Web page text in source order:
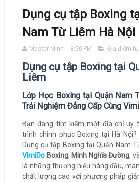
Dụng cụ tập Boxing
Nam Từ Liêm Hà Nội
Master Minh 8:50 PM Địa điểm
Dụng cụ tập Boxing tại
Liêm
Lớp Học Boxing tại Quận Nam
Trải Nghiệm Đẳng Cấp Cùng
Bạn đang tìm kiếm một địa chỉ uy
trình chinh phục Boxing tại Hà
Dụng cụ tập Boxing tại Quận Nam
VimiDoBoxing, Minh Nghĩa Đường,
là những thương hiệu hàng đầu,
chất lượng cao với phương pháp